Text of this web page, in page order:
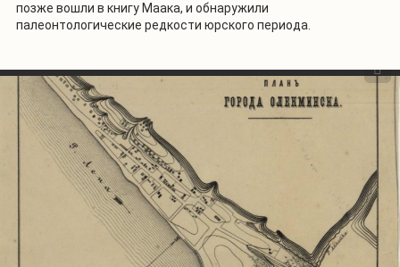
позже вошли в книгу Маака, и обнаружили
палеонтологические редкости юрского периода.